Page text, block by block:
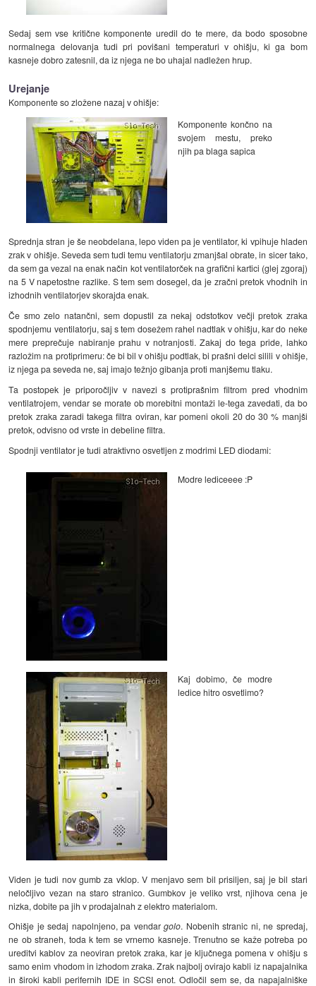
Sedaj sem vse kritične komponente uredil do te mere, da bodo sposobne
normalnega delovanja tudi pri povišani temperaturi v ohišju, ki ga bom
kasneje dobro zatesnil, da iz njega ne bo uhajal nadležen hrup.
Urejanje
Komponente so zložene nazaj v ohišje:
Komponente končno na
svojem mestu, preko
njih pa blaga sapica
Sprednja stran je še neobdelana, lepo viden pa je ventilator, ki vpihuje hladen
zrak v ohišje. Seveda sem tudi temu ventilatorju zmanjšal obrate, in sicer tako,
da sem ga vezal na enak način kot ventilatorček na grafični kartici (glej zgoraj)
na 5 V napetostne razlike. S tem sem dosegel, da je zračni pretok vhodnih in
izhodnih ventilatorjev skorajda enak.
Če smo zelo natančni, sem dopustil za nekaj odstotkov večji pretok zraka
spodnjemu ventilatorju, saj s tem dosežem rahel nadtlak v ohišju, kar do neke
mere preprečuje nabiranje prahu v notranjosti. Zakaj do tega pride, lahko
razložim na protiprimeru: če bi bil v ohišju podtlak, bi prašni delci silili v ohišje,
iz njega pa seveda ne, saj imajo težnjo gibanja proti manjšemu tlaku.
Ta postopek je priporočljiv v navezi s protiprašnim filtrom pred vhodnim
ventilatrojem, vendar se morate ob morebitni montaži le-tega zavedati, da bo
pretok zraka zaradi takega filtra oviran, kar pomeni okoli 20 do 30 % manjši
pretok, odvisno od vrste in debeline filtra.
Spodnji ventilator je tudi atraktivno osvetljen z modrimi LED diodami:
Modre lediceeee :P
Kaj dobimo, če modre
ledice hitro osvetlimo?
Viden je tudi nov gumb za vklop. V menjavo sem bil prisiljen, saj je bil stari
neločljivo vezan na staro stranico. Gumbkov je veliko vrst, njihova cena je
nizka, dobite pa jih v prodajalnah z elektro materialom.
Ohišje je sedaj napolnjeno, pa vendargolo. Nobenih stranic ni, ne spredaj,
ne ob straneh, toda k tem se vrnemo kasneje. Trenutno se kaže potreba po
ureditvi kablov za neoviran pretok zraka, kar je ključnega pomena v ohišju s
samo enim vhodom in izhodom zraka. Zrak najbolj ovirajo kabli iz napajalnika
in široki kabli perifernih IDE in SCSI enot. Odločil sem se, da napajalniške